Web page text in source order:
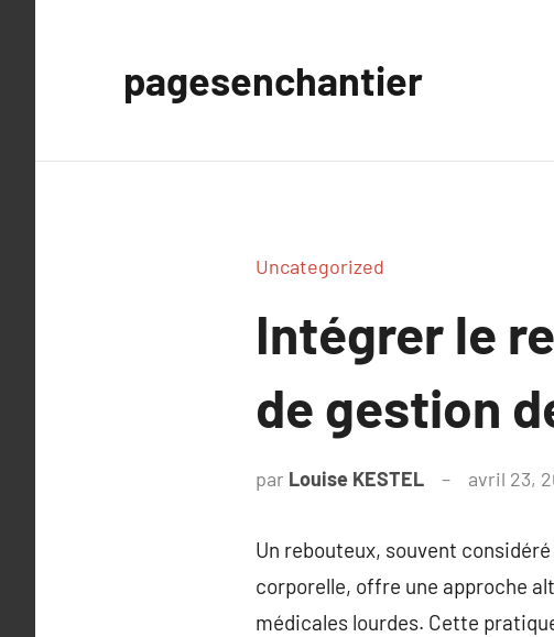
pagesenchantier
Uncategorized
Intégrer le
de gestion
par Louise KESTEL avril 23,
Un rebouteux, souvent
corporelle, offre une approche
médicales lourdes. Cette